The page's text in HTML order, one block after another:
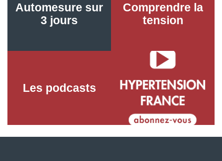
Automesure sur
3 jours
Comprendre la
tension
Les podcasts Les vidéos